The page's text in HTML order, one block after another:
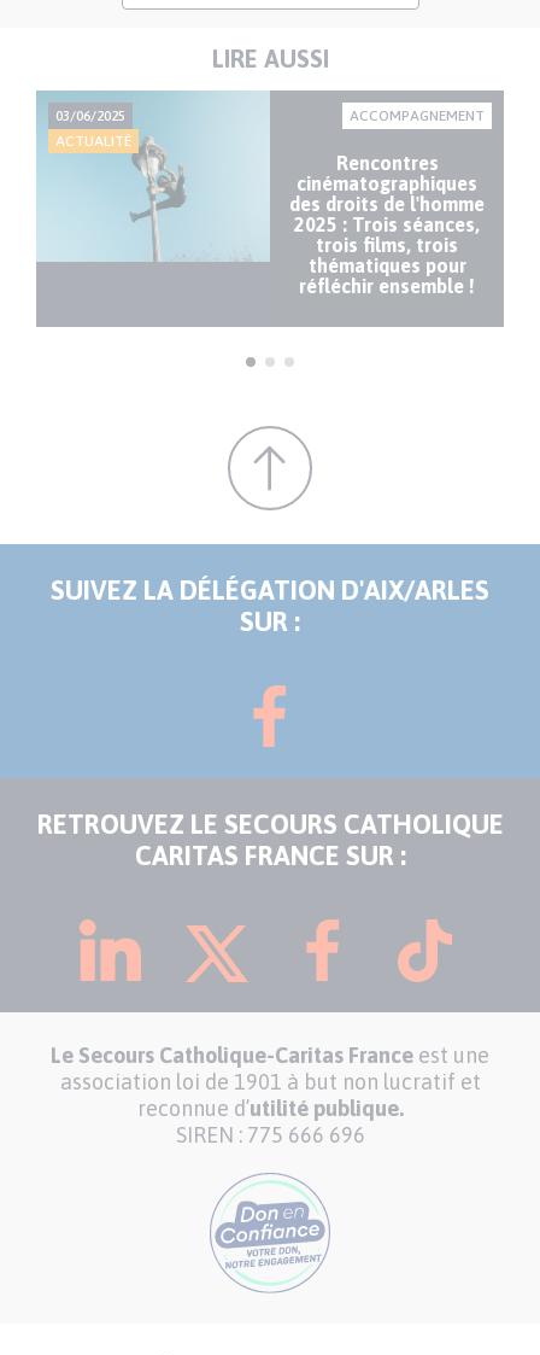
LIRE AUSSI
03/06/2025
ACTUALITÉ
ACCOMPAGNEMENT
Rencontres
cinématographiques
des droits de l'homme
2025 : Trois séances,
trois films, trois
thématiques pour
réfléchir ensemble !
SUIVEZ LA DÉLÉGATION D'AIX/ARLES
SUR :
RETROUVEZ LE SECOURS CATHOLIQUE
CARITAS FRANCE SUR :
Le Secours Catholique-Caritas France est une
association loi de 1901 à but non lucratif et
reconnue d’utilité publique.
SIREN : 775 666 696